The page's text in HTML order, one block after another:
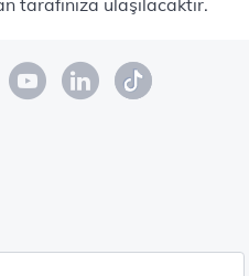
tarafınıza ulaşılacaktır.